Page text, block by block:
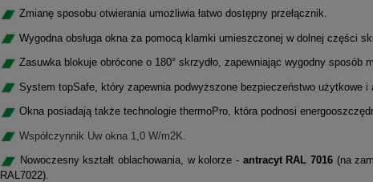
Zmianę sposobu otwierania umożliwia łatwo dostępny przełącznik.
Wygodna obsługa okna za pomocą klamki umieszczonej w dolnej części
Zasuwka blokuje obrócone o 180° skrzydło, zapewniając wygodny sposób
System topSafe, który zapewnia podwyższone bezpieczeństwo użytkowe i
Okna posiadają także technologie thermoPro, która podnosi
Współczynnik Uw okna 1,0 W/m2K.
Nowoczesny kształt oblachowania, w kolorze - antracyt RAL 7016 (na
RAL7022).